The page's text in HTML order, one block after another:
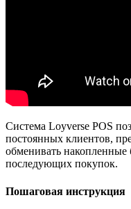
Система Loyverse POS
постоянных клиентов,
обменивать
последующих покупок.
Пошаговая инструкция